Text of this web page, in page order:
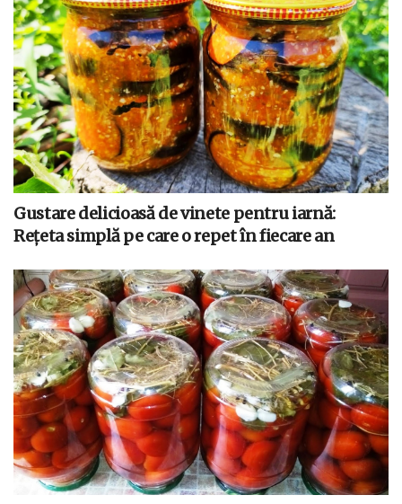
Gustare delicioasă de vinete pentru iarnă:
Rețeta simplă pe care o repet în fiecare an